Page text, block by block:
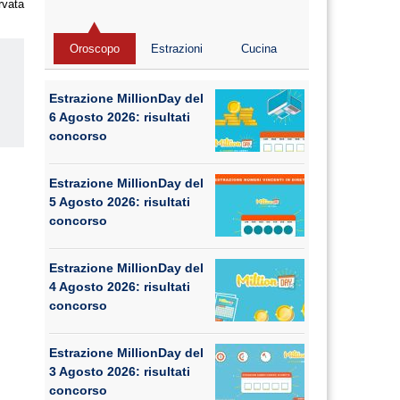
Oroscopo Estrazioni Cucina
Estrazione MillionDay del
6 Agosto 2026: risultati
concorso
Estrazione MillionDay del
5 Agosto 2026: risultati
concorso
Estrazione MillionDay del
4 Agosto 2026: risultati
concorso
Estrazione MillionDay del
3 Agosto 2026: risultati
concorso